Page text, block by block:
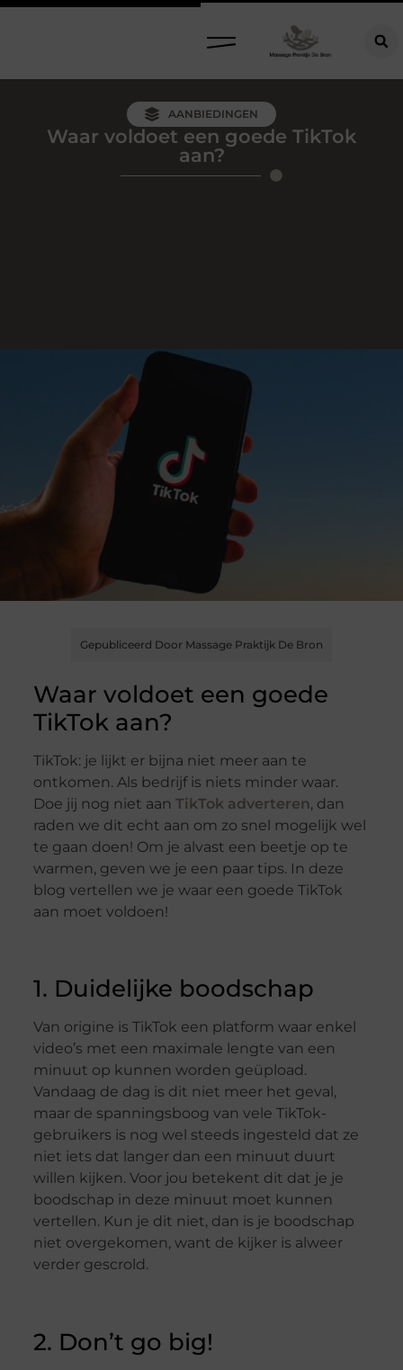
AANBIEDINGEN
Waar voldoet een goede TikTok
aan?
Gepubliceerd Door Massage Praktijk De Bron
Waar voldoet een goede
TikTok aan?
TikTok: je lijkt er bijna niet meer aan te
ontkomen. Als bedrijf is niets minder waar.
Doe jij nog niet aan TikTok adverteren, dan
raden we dit echt aan om zo snel mogelijk wel
te gaan doen! Om je alvast een beetje op te
warmen, geven we je een paar tips. In deze
blog vertellen we je waar een goede TikTok
aan moet voldoen!
1. Duidelijke boodschap
Van origine is TikTok een platform waar enkel
video’s met een maximale lengte van een
minuut op kunnen worden geüpload.
Vandaag de dag is dit niet meer het geval,
maar de spanningsboog van vele TikTok-
gebruikers is nog wel steeds ingesteld dat ze
niet iets dat langer dan een minuut duurt
willen kijken. Voor jou betekent dit dat je je
boodschap in deze minuut moet kunnen
vertellen. Kun je dit niet, dan is je boodschap
niet overgekomen, want de kijker is alweer
verder gescrold.
2. Don’t go big!